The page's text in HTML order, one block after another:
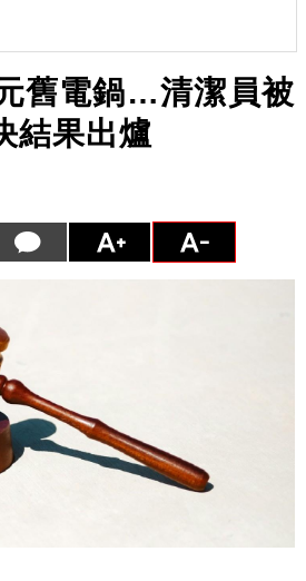
舊電鍋…清潔員被
結果出爐